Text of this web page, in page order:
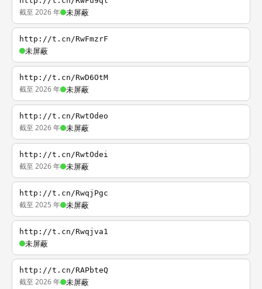
截至 2026 年 未屏蔽
http://t.cn/RwFmzrF
未屏蔽
http://t.cn/RwD6OtM
截至 2026 年 未屏蔽
http://t.cn/RwtOdeo
截至 2026 年 未屏蔽
http://t.cn/RwtOdei
截至 2026 年 未屏蔽
http://t.cn/RwqjPgc
截至 2025 年 未屏蔽
http://t.cn/Rwqjva1
未屏蔽
http://t.cn/RAPbteQ
截至 2026 年 未屏蔽